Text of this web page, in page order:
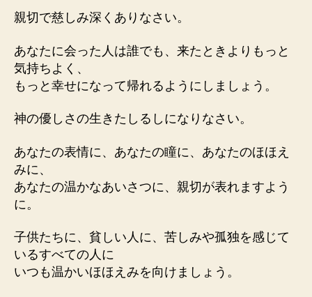
親切で慈しみ深くありなさい。
あなたに会った人は誰でも、来たときよりもっと
気持ちよく、
もっと幸せになって帰れるようにしましょう。
神の優しさの生きたしるしになりなさい。
あなたの表情に、あなたの瞳に、あなたのほほえ
みに、
あなたの温かなあいさつに、親切が表れますよう
に。
子供たちに、貧しい人に、苦しみや孤独を感じて
いるすべての人に
いつも温かいほほえみを向けましょう。